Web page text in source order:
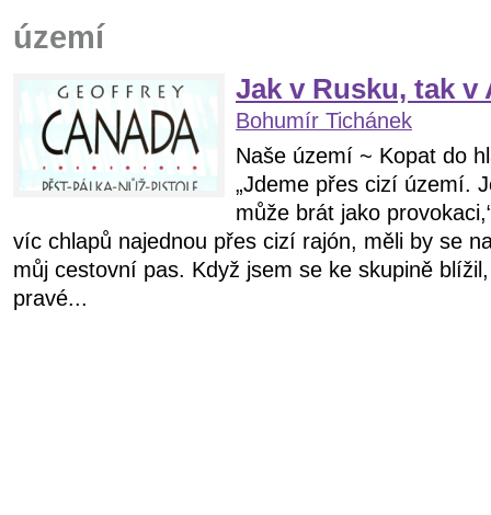
území
Jak v Rusku, tak v
Bohumír Tichánek
Naše území ~ Kopat do
„Jdeme přes cizí území.
může brát jako
víc chlapů najednou přes cizí rajón, měli by se
můj cestovní pas. Když jsem se ke skupině
pravé...